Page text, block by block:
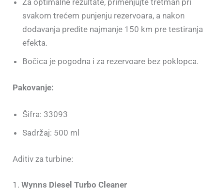
Za optimalne rezultate, primenjujte tretman pri
svakom trećem punjenju rezervoara, a nakon
dodavanja pređite najmanje 150 km pre testiranja
efekta.
Bočica je pogodna i za rezervoare bez poklopca.
Pakovanje:
Šifra: 33093
Sadržaj: 500 ml
Aditiv za turbine:
1.Wynns Diesel Turbo Cleaner